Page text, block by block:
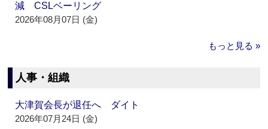
減 CSLベーリング
2026年08月07日 (金)
もっと見る »
人事・組織
大津賀会長が退任へ ダイト
2026年07月24日 (金)